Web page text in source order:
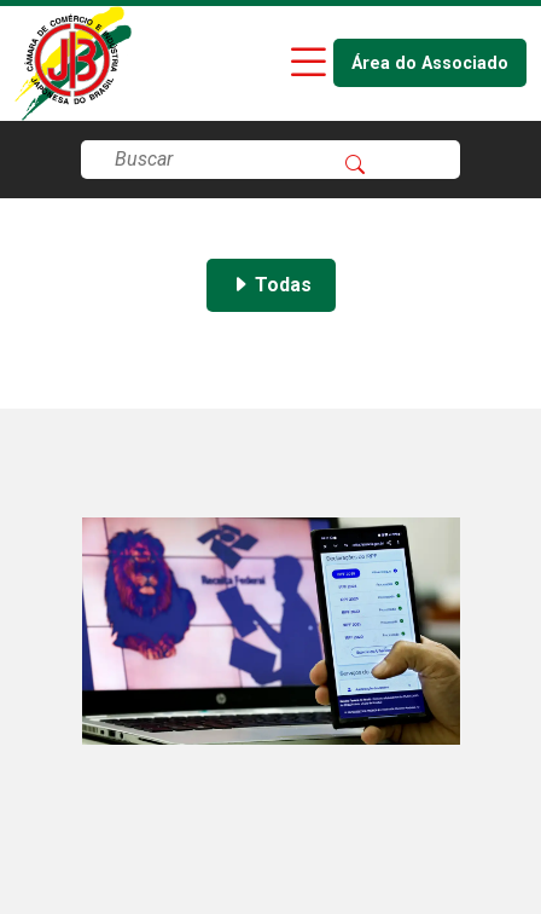
Área do Associado
Todas